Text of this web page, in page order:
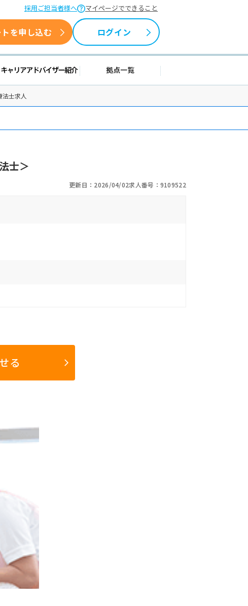
採用ご担当者様へ マイページでできること
を申し込む ログイン
職支援情報 キャリアアドバイザー紹介 拠点一覧
士求人
士＞
更新日：2026/04/02求人番号：9109522
る